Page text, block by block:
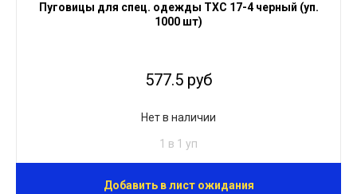
Пуговицы для спец. одежды ТХС 17-4 черный (уп.
1000 шт)
577.5 руб
Нет в наличии
1 в 1 уп
Добавить в лист ожидания